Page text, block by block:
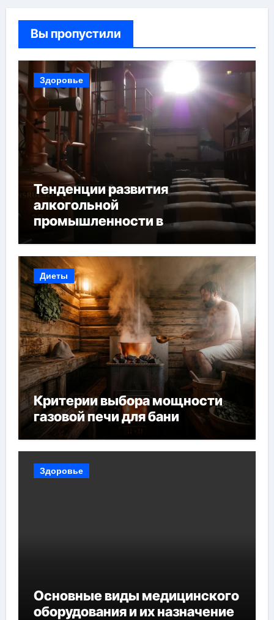
Вы пропустили
Здоровье
Тенденции развития
алкогольной
промышленности в
Диеты
Критерии выбора мощности
газовой печи для бани
Здоровье
Основные виды медицинского
оборудования и их назначение